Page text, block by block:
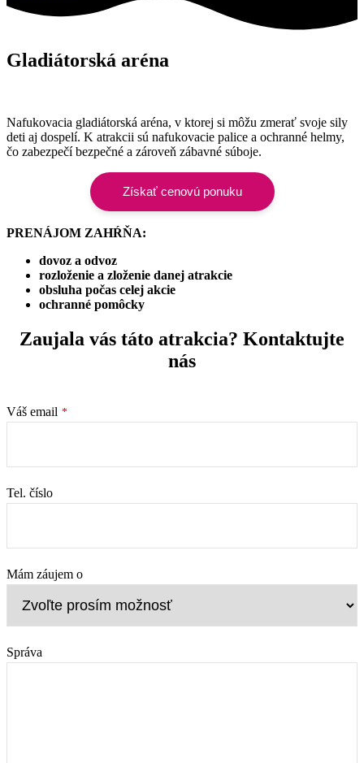
Gladiátorská aréna
Nafukovacia gladiátorská aréna, v ktorej si môžu zmerať svoje sily
deti aj dospelí. K atrakcii sú nafukovacie palice a ochranné helmy,
čo zabezpečí bezpečné a zároveň zábavné súboje.
Získať cenovú ponuku
PRENÁJOM ZAHŔŇA:
dovoz a odvoz
rozloženie a zloženie danej atrakcie
obsluha počas celej akcie
ochranné pomôcky
Zaujala vás táto atrakcia? Kontaktujte
nás
Váš email *
Tel. číslo
Mám záujem o
Správa